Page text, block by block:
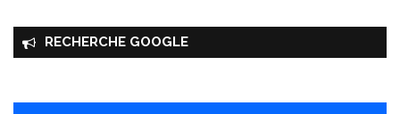
RECHERCHE GOOGLE